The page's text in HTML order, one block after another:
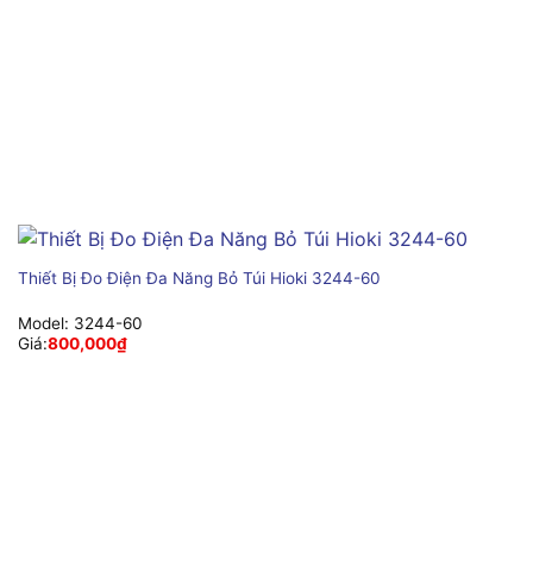
Thiết Bị Đo Điện Đa Năng Bỏ Túi Hioki 3244-60
Model: 3244-60
Giá:800,000₫